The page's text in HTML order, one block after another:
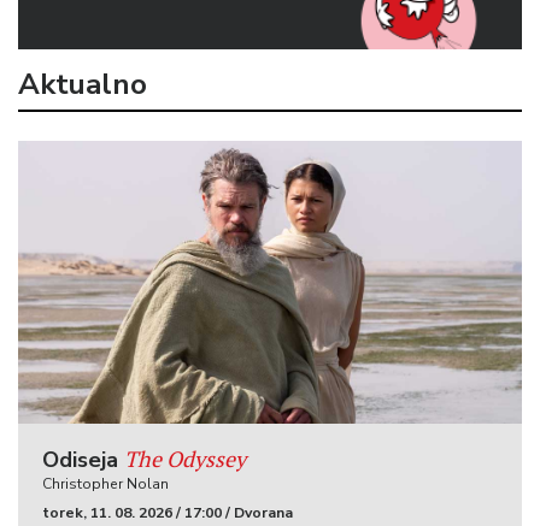
Aktualno
Odiseja The Odyssey
Christopher Nolan
torek, 11. 08. 2026 / 17:00 / Dvorana